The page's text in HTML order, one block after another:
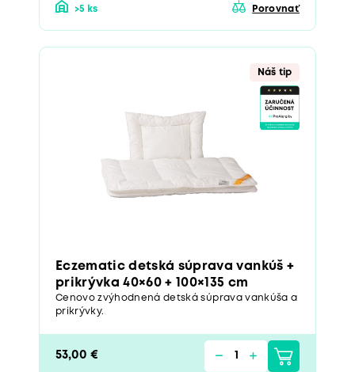
>5 ks Porovnať
Náš tip
Eczematic detská súprava vankúš +
prikrývka 40×60 + 100×135 cm
Cenovo zvýhodnená detská súprava vankúša a
prikrývky.
53,00 €